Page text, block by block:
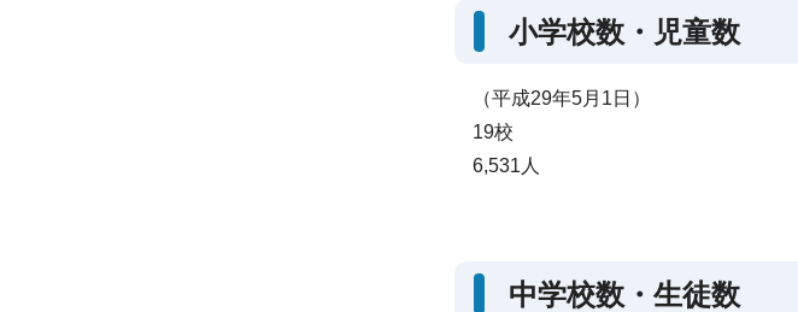
小学校数・児童数
（平成29年5月1日）
19校
6,531人
中学校数・生徒数